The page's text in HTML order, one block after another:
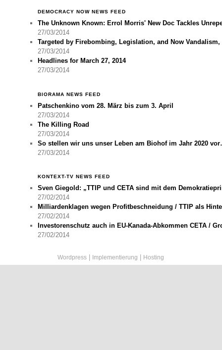
DEMOCRACY NOW NEWS FEED
The Unknown Known: Errol Morris' New Doc Tackles
27/03/2014
Targeted by Firebombing, Legislation, and Now
27/03/2014
Headlines for March 27, 2014
27/03/2014
BIORAMA NEWS FEED
Patschenkino vom 28. März bis zum 3. April
27/03/2014
The Killing Road
27/03/2014
So stellen wir uns unser Leben am Biohof im Jahr 2020
27/03/2014
KONTEXT-TV NEWS FEED
Sven Giegold: „TTIP und CETA sind mit dem
27/02/2014
Milliardenklagen wegen Profitbeschneidung / TTIP als
27/02/2014
Investorenschutz auch in EU-Kanada-Abkommen CETA /
27/02/2014
Wordpress Implementierung Hosting